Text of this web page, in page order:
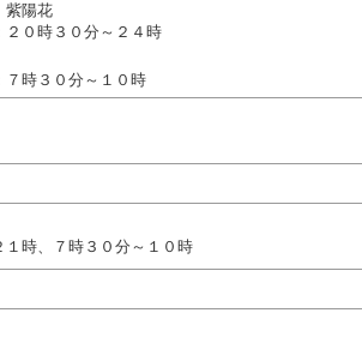
紫陽花
２０時３０分～２４時
７時３０分～１０時
１時、７時３０分～１０時